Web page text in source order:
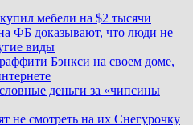
мебели на $2 тысячи
ФБ доказывают, что люди не
виды
Бэнкси на своем доме,
деньги за «чипсины
не смотреть на их Снегурочку